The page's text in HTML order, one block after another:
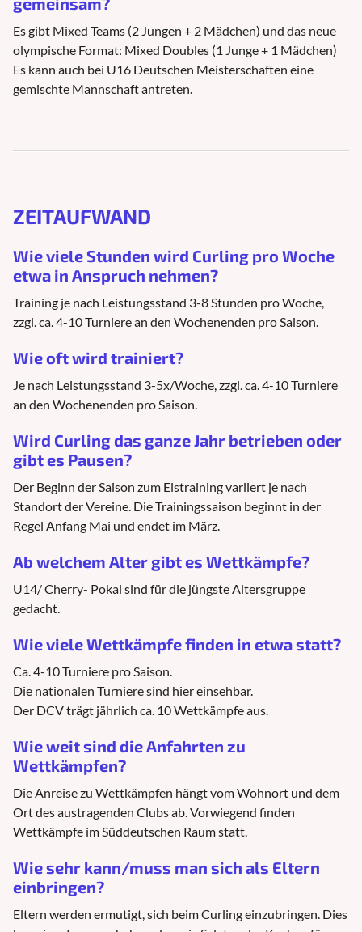
Es gibt Mixed Teams (2 Jungen + 2 Mädchen) und das neue
olympische Format: Mixed Doubles (1 Junge + 1 Mädchen)
Es kann auch bei U16 Deutschen Meisterschaften eine
gemischte Mannschaft antreten.
ZEITAUFWAND
Wie viele Stunden wird Curling pro Woche
etwa in Anspruch nehmen?
Training je nach Leistungsstand 3-8 Stunden pro Woche,
zzgl. ca. 4-10 Turniere an den Wochenenden pro Saison.
Wie oft wird trainiert?
Je nach Leistungsstand 3-5x/Woche, zzgl. ca. 4-10 Turniere
an den Wochenenden pro Saison.
Wird Curling das ganze Jahr betrieben oder
gibt es Pausen?
Der Beginn der Saison zum Eistraining variiert je nach
Standort der Vereine. Die Trainingssaison beginnt in der
Regel Anfang Mai und endet im März.
Ab welchem Alter gibt es Wettkämpfe?
U14/ Cherry- Pokal sind für die jüngste Altersgruppe
gedacht.
Wie viele Wettkämpfe finden in etwa statt?
Ca. 4-10 Turniere pro Saison.
Die nationalen Turniere sind hier einsehbar.
Der DCV trägt jährlich ca. 10 Wettkämpfe aus.
Wie weit sind die Anfahrten zu
Wettkämpfen?
Die Anreise zu Wettkämpfen hängt vom Wohnort und dem
Ort des austragenden Clubs ab. Vorwiegend finden
Wettkämpfe im Süddeutschen Raum statt.
Wie sehr kann/muss man sich als Eltern
einbringen?
Eltern werden ermutigt, sich beim Curling einzubringen. Dies